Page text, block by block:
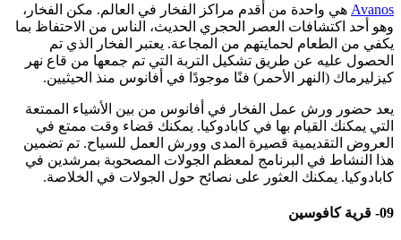
Avanos هي واحدة من أقدم مراكز الفخار في العالم. مكن الفخار،
وهو أحد اكتشافات العصر الحجري الحديث، الناس من الاحتفاظ بما
يكفي من الطعام لحمايتهم من المجاعة. يعتبر الفخار الذي تم
الحصول عليه عن طريق تشكيل التربة التي تم جمعها من قاع نهر
كيزليرماك (النهر الأحمر) فنًا موجودًا في أفانوس منذ الحيثيين.
يعد حضور ورش عمل الفخار في أفانوس من بين الأشياء الممتعة
التي يمكنك القيام بها في كابادوكيا. يمكنك قضاء وقت ممتع في
العروض التقديمية قصيرة المدى وورش العمل للسياح. تم تضمين
هذا النشاط في البرنامج لمعظم الجولات المصحوبة بمرشدين في
كابادوكيا. يمكنك العثور على نصائح حول الجولات في الخلاصة.
09- قرية كافوسين